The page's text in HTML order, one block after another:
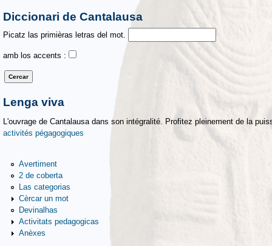
Diccionari de Cantalausa
Picatz las primièras letras del mot.
amb los accents :
Lenga viva
L'ouvrage de Cantalausa dans son intégralité. Profitez pleinement de la
activités pégagogiques
Avertiment
2 de coberta
Las categorias
Cèrcar un mot
Devinalhas
Activitats pedagogicas
Anèxes